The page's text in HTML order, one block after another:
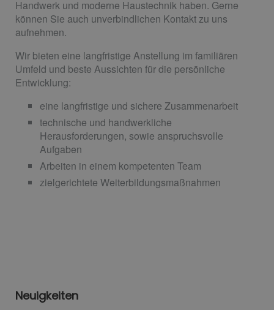
Handwerk und moderne Haustechnik haben. Gerne
können Sie auch unverbindlichen Kontakt zu uns
aufnehmen.
Wir bieten eine langfristige Anstellung im familiären
Umfeld und beste Aussichten für die persönliche
Entwicklung:
eine langfristige und sichere Zusammenarbeit
technische und handwerkliche
Herausforderungen, sowie anspruchsvolle
Aufgaben
Arbeiten in einem kompetenten Team
zielgerichtete Weiterbildungsmaßnahmen
Neuigkeiten